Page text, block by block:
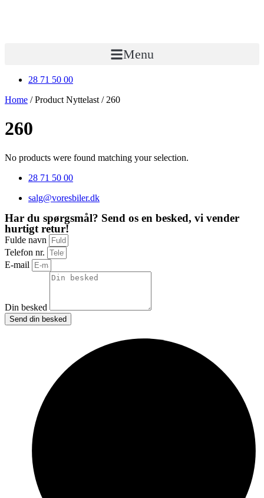
Menu
28 71 50 00
Home / Product Nyttelast / 260
260
No products were found matching your selection.
28 71 50 00
salg@voresbiler.dk
Har du spørgsmål? Send os en besked, vi vender
hurtigt retur!
Fulde navn
Telefon nr.
E-mail
Din besked
Send din besked